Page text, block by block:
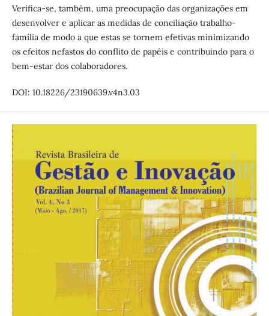
Verifica-se, também, uma preocupação das organizações em
desenvolver e aplicar as medidas de conciliação trabalho-
família de modo a que estas se tornem efetivas minimizando
os efeitos nefastos do conflito de papéis e contribuindo para o
bem-estar dos colaboradores.
DOI: 10.18226/23190639.v4n3.03